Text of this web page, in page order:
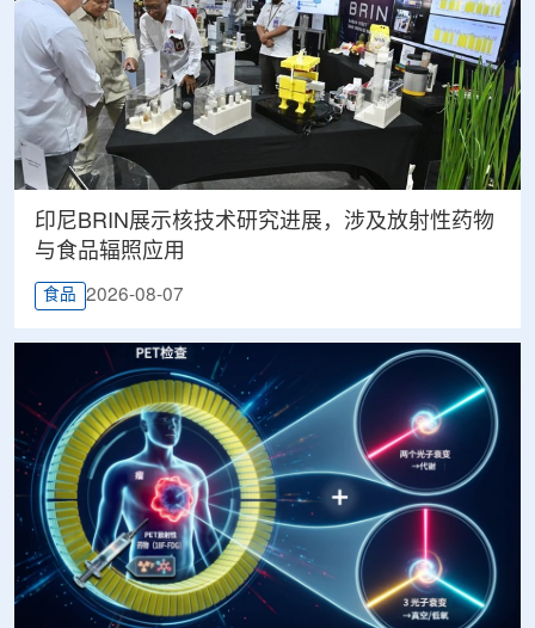
印尼BRIN展示核技术研究进展，涉及放射性药物
与食品辐照应用
食品 2026-08-07